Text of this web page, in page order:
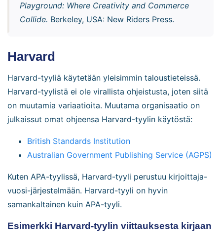
Playground: Where Creativity and Commerce
Collide. Berkeley, USA: New Riders Press.
Harvard
Harvard-tyyliä käytetään yleisimmin taloustieteissä.
Harvard-tyylistä ei ole virallista ohjeistusta, joten siitä
on muutamia variaatioita. Muutama organisaatio on
julkaissut omat ohjeensa Harvard-tyylin käytöstä:
British Standards Institution
Australian Government Publishing Service (AGPS)
Kuten APA-tyylissä, Harvard-tyyli perustuu kirjoittaja-
vuosi-järjestelmään. Harvard-tyyli on hyvin
samankaltainen kuin APA-tyyli.
Esimerkki Harvard-tyylin viittauksesta kirjaan